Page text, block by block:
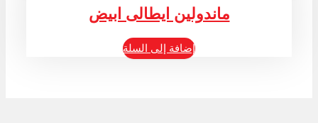
ماندولين ايطالى ابيض
إضافة إلى السلة